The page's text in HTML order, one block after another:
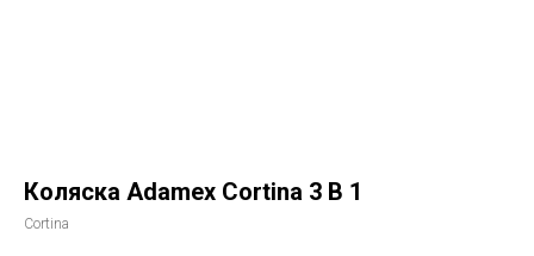
Коляска Adamex Cortina 3 В 1
Cortina